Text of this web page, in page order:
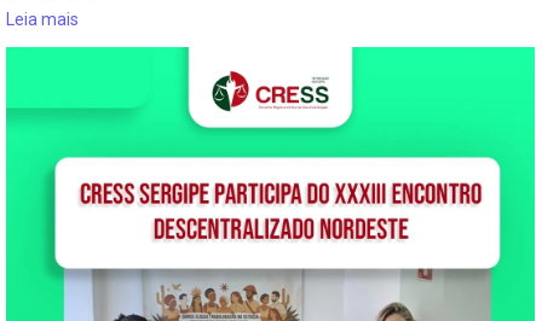
Leia mais